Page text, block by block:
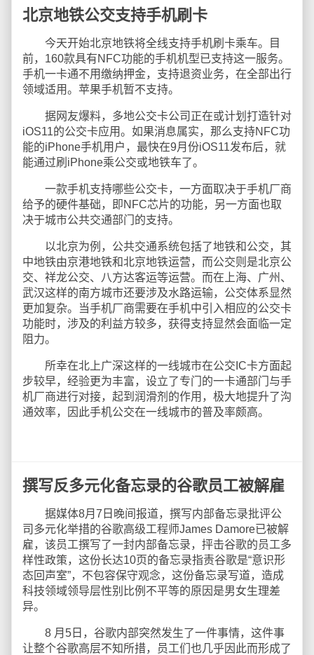
北京地铁公交支持手机刷卡
今天开始北京地铁将全线支持手机刷卡乘车。目
前，160款具有NFC功能的手机机型已支持这一服务。
手机一卡通不用缴纳押金，支持退资业务，在全部出行
领域适用。苹果手机暂不支持。
据网友爆料，多地公交卡公司正在或计划打造针对
iOS11的公交卡应用。如果消息属实，那么支持NFC功
能的iPhone手机用户，最快在9月份iOS11发布后，就
能通过刷iPhone乘公交或地铁车了。
一款手机支持哪些公交卡，一方面取决于手机厂商
给予的硬件基础，即NFC芯片的功能，另一方面也取
决于城市公共交通部门的支持。
以北京为例，公共交通系统包括了地铁和公交，其
中地铁由京港地铁和北京地铁运营，而公交则是北京公
交、祥龙公交、八方达客运等运营。而在上海、广州、
武汉这样的南方城市还要涉及水路运输，公交体系显然
更加复杂。当手机厂商需要在手机中引入相应的公交卡
功能时，涉及的利益方较多，获得支持显然会面临一定
阻力。
所幸在北上广深这样的一线城市在公交IC卡方面起
步较早，经验更为丰富，设立了专门的一卡通部门与手
机厂商进行对接，起到润滑剂的作用，极大地提升了沟
通效率，因此手机公交在一线城市的普及率颇高。
撰写反多元化备忘录的谷歌员工被解雇
据媒体8月7日晚间报道，撰写内部备忘录批评公
司多元化举措的谷歌高级工程师James Damore已被解
雇，该员工撰写了一封内部备忘录，抨击谷歌的员工多
样性政策，这份长达10页的备忘录指责谷歌是“意识形
态回声室”，不包容保守观念，这份备忘录写道，造成
科技领域领导层性别比例不平等的原因是男女生理差
异。
8 月5日，谷歌内部突然发生了一件事情，这件事
让整个谷歌高层不知所措，员工们也几乎因此而形成了